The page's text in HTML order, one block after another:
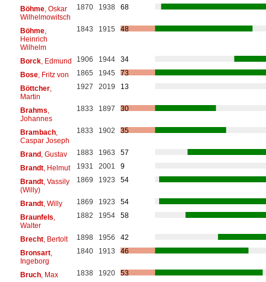
Böhme, Oskar
Wilhelmowitsch
1870 1938 68
Böhme,
Heinrich
Wilhelm
1843 1915 48
Borck, Edmund 1906 1944
34
Bose, Fritz von 1865 1945
73
Böttcher,
Martin
1927 2019 13
Brahms,
Johannes
1833 1897 30
Brambach,
Caspar Joseph
1833 1902 35
Brand , Gustav 1883 1963
57
Brandt, Helmut 1931 2001
9
Brandt, Vassily
(Willy)
1869 1923 54
Brandt, Willy 1869 1923
54
Braunfels,
Walter
1882 1954 58
Brecht, Bertolt 1898 1956
42
Bronsart,
Ingeborg
1840 1913 46
Bruch, Max 1838 1920
53